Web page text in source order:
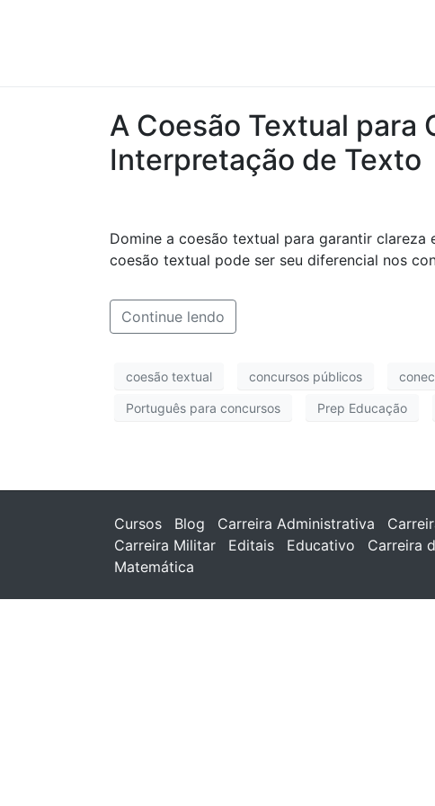
A Coesão Textual para
Interpretação de Texto
Domine a coesão textual para garantir
coesão textual pode ser seu diferencial nos
Continue lendo
coesão textual concursos públicos
Português para concursos Prep Educação
Cursos Blog Carreira Administrativa
Carreira Militar
Editais Educativo Carreira
Matemática